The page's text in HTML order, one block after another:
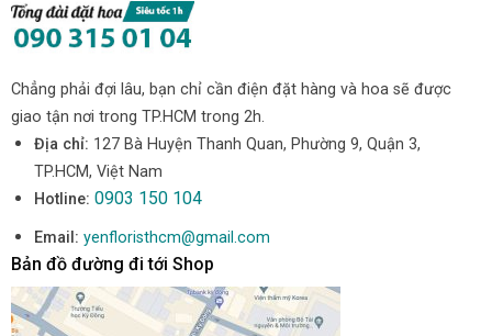
Chẳng phải đợi lâu, bạn chỉ cần điện đặt hàng và hoa sẽ được
giao tận nơi trong TP.HCM trong 2h.
Địa chỉ: 127 Bà Huyện Thanh Quan, Phường 9, Quận 3,
TP.HCM, Việt Nam
Hotline: 0903 150 104
Email: yenfloristhcm@gmail.com
Bản đồ đường đi tới Shop